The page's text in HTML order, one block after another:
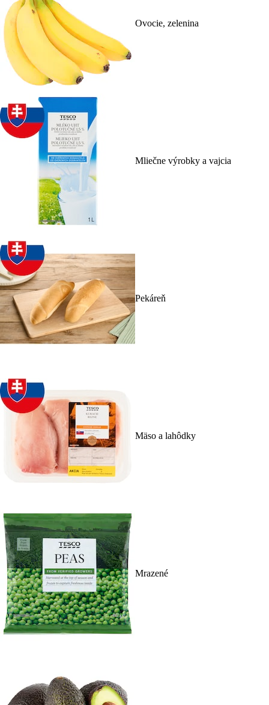
Ovocie, zelenina
Mliečne výrobky a vajcia
Pekáreň
Mäso a lahôdky
Mrazené